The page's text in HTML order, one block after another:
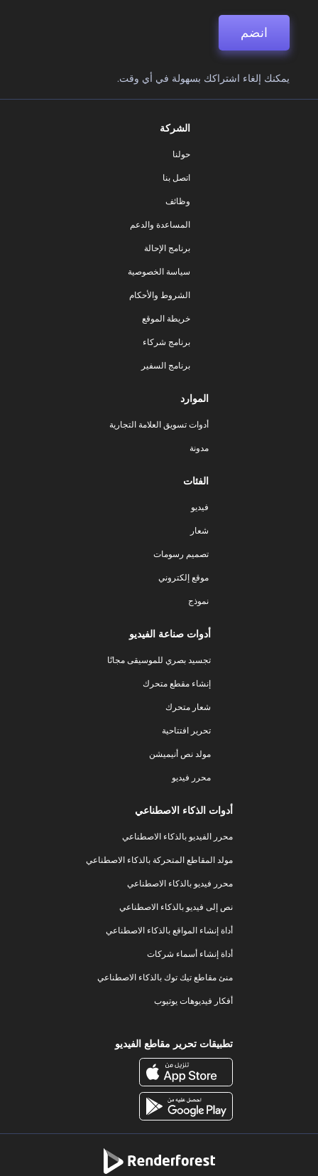
انضم
يمكنك إلغاء اشتراكك بسهولة في أي وقت.
الشركة
حولنا
اتصل بنا
وظائف
المساعدة والدعم
برنامج الإحالة
سياسة الخصوصية
الشروط والأحكام
خريطة الموقع
برنامج شركاء
برنامج السفير
الموارد
أدوات تسويق العلامة التجارية
مدونة
الفئات
فيديو
شعار
تصميم رسومات
موقع إلكتروني
نموذج
أدوات صناعة الفيديو
تجسيد بصري للموسيقى مجانًا
إنشاء مقطع متحرك
شعار متحرك
تحرير افتتاحية
مولد نص أنيميشن
محرر فيديو
أدوات الذكاء الاصطناعي
محرر الفيديو بالذكاء الاصطناعي
مولد المقاطع المتحركة بالذكاء الاصطناعي
محرر فيديو بالذكاء الاصطناعي
نص إلى فيديو بالذكاء الاصطناعي
أداة إنشاء المواقع بالذكاء الاصطناعي
أداة إنشاء أسماء شركات
منئ مقاطع تيك توك بالذكاء الاصطناعي
أفكار فيديوهات يوتيوب
تطبيقات تحرير مقاطع الفيديو